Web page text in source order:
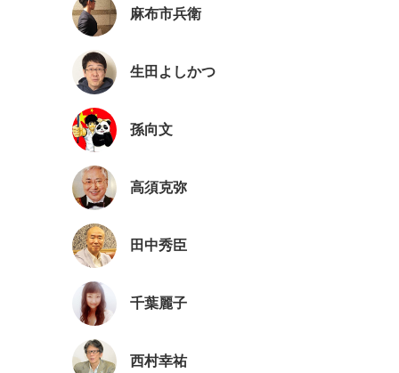
麻布市兵衛
生田よしかつ
孫向文
高須克弥
田中秀臣
千葉麗子
西村幸祐